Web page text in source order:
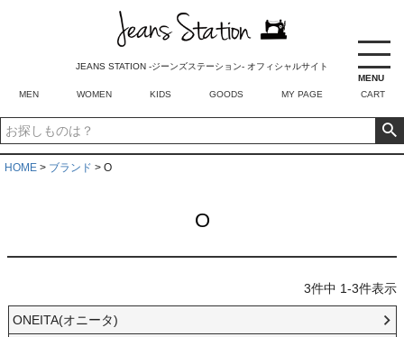
MENU
JEANS STATION -ジーンズステーション- オフィシャルサイト
MEN WOMEN KIDS GOODS MY PAGE CART
HOME ブランド O
O
3件中 1-3件表示
ONEITA(オニータ)
RECOMMEND ITEM
在庫なし商品
在庫なし商品を表示しない
価格が安い順
価格が高い順